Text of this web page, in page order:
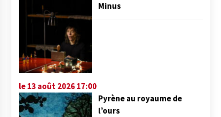
Minus
le 13 août 2026 17:00
Pyrène au royaume de
l’ours